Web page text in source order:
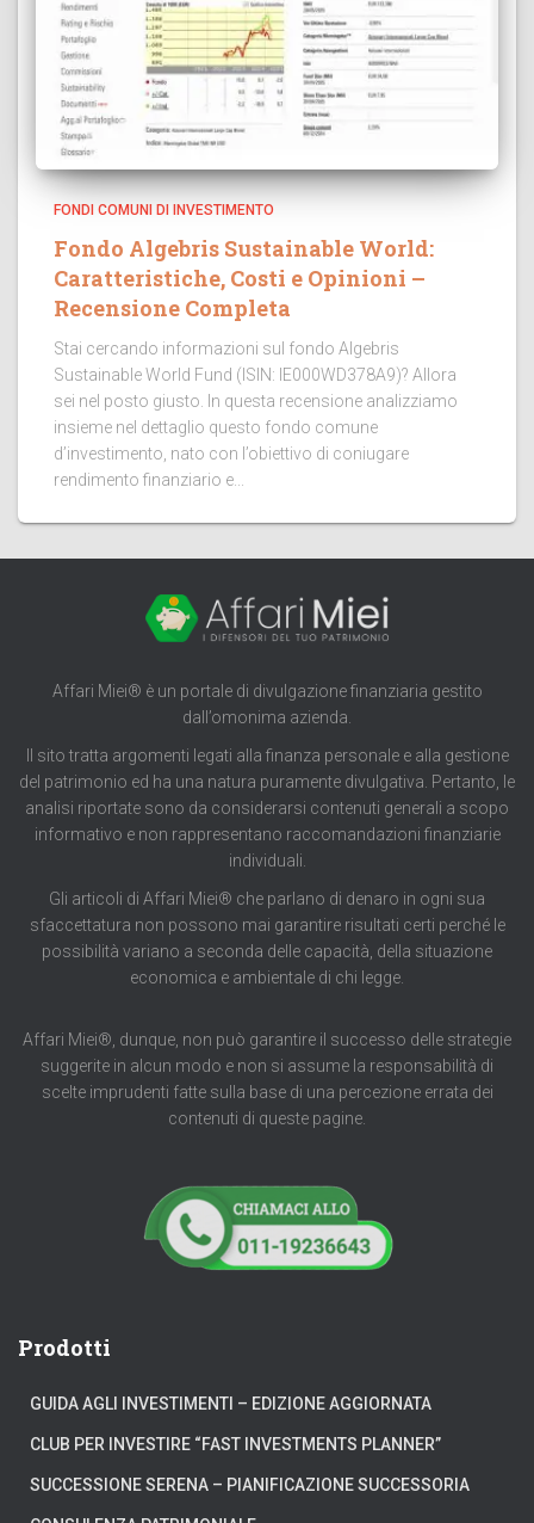
FONDI COMUNI DI INVESTIMENTO
Fondo Algebris Sustainable World:
Caratteristiche, Costi e Opinioni –
Recensione Completa
Stai cercando informazioni sul fondo Algebris
Sustainable World Fund (ISIN: IE000WD378A9)? Allora
sei nel posto giusto. In questa recensione analizziamo
insieme nel dettaglio questo fondo comune
d’investimento, nato con l’obiettivo di coniugare
rendimento finanziario e...
Affari Miei® è un portale di divulgazione finanziaria gestito
dall’omonima azienda.
Il sito tratta argomenti legati alla finanza personale e alla gestione
del patrimonio ed ha una natura puramente divulgativa. Pertanto, le
analisi riportate sono da considerarsi contenuti generali a scopo
informativo e non rappresentano raccomandazioni finanziarie
individuali.
Gli articoli di Affari Miei® che parlano di denaro in ogni sua
sfaccettatura non possono mai garantire risultati certi perché le
possibilità variano a seconda delle capacità, della situazione
economica e ambientale di chi legge.
Affari Miei®, dunque, non può garantire il successo delle strategie
suggerite in alcun modo e non si assume la responsabilità di
scelte imprudenti fatte sulla base di una percezione errata dei
contenuti di queste pagine.
Prodotti
GUIDA AGLI INVESTIMENTI – EDIZIONE AGGIORNATA
CLUB PER INVESTIRE “FAST INVESTMENTS PLANNER”
SUCCESSIONE SERENA – PIANIFICAZIONE SUCCESSORIA